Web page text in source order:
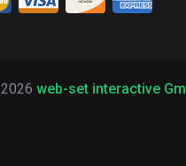
2026 web-set interactive